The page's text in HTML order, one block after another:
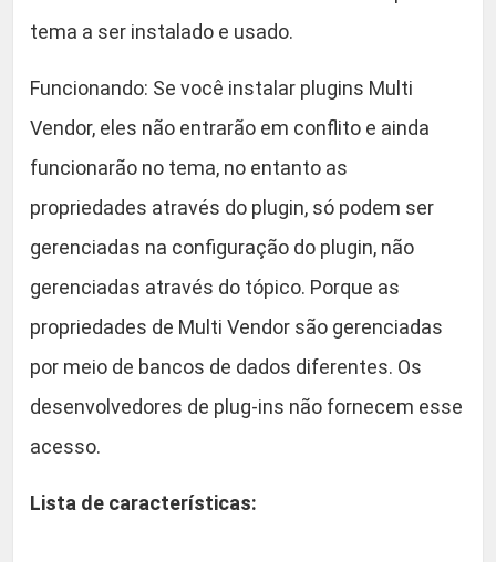
tema a ser instalado e usado.
Funcionando: Se você instalar plugins Multi
Vendor, eles não entrarão em conflito e ainda
funcionarão no tema, no entanto as
propriedades através do plugin, só podem ser
gerenciadas na configuração do plugin, não
gerenciadas através do tópico. Porque as
propriedades de Multi Vendor são gerenciadas
por meio de bancos de dados diferentes. Os
desenvolvedores de plug-ins não fornecem esse
acesso.
Lista de características: